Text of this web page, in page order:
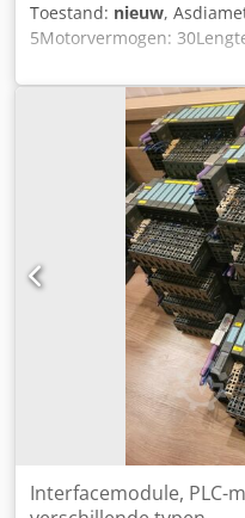
Toestand: nieuw,
5Motorvermogen:
3100Gewicht ca.: 16500
frame van
- Geharde en geslepen
staal - Rollen zijn gehard
werkpositie - Geharde
bedieningspaneel -
Remmotor uitgerust voor
displays (2 stuks) Opties:
NC-unit 10 Scherm EURO
Hjck -
Interfacemodule, PLC-